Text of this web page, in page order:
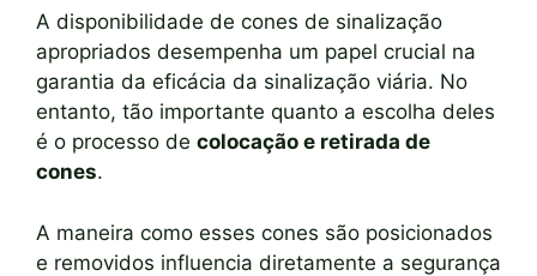
A disponibilidade de cones de sinalização
apropriados desempenha um papel crucial na
garantia da eficácia da sinalização viária. No
entanto, tão importante quanto a escolha deles
é o processo de colocação e retirada de
cones.
A maneira como esses cones são posicionados
e removidos influencia diretamente a segurança